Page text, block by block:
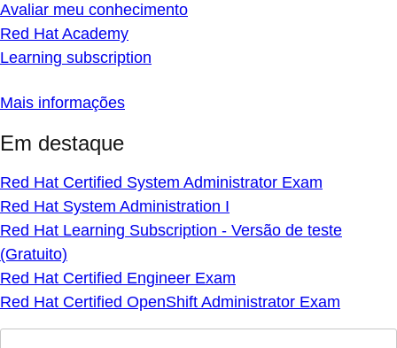
Avaliar meu conhecimento
Red Hat Academy
Learning subscription
Mais informações
Em destaque
Red Hat Certified System Administrator Exam
Red Hat System Administration I
Red Hat Learning Subscription - Versão de teste
(Gratuito)
Red Hat Certified Engineer Exam
Red Hat Certified OpenShift Administrator Exam